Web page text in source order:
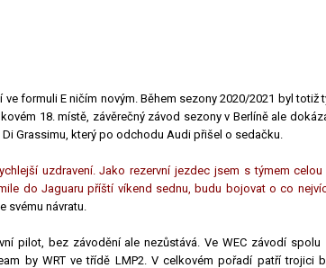
formuli E ničím novým. Během sezony 2020/2021 byl totiž
18. místě, závěrečný závod sezony v Berlíně ale
Grassimu, který po odchodu Audi přišel o sedačku.
uzdravení. Jako rezervní jezdec jsem s týmem celou
do Jaguaru příští víkend sednu, budu bojovat o co
svému návratu.
pilot, bez závodění ale nezůstává. Ve WEC závodí spolu
by WRT ve třídě LMP2. V celkovém pořadí patří trojici